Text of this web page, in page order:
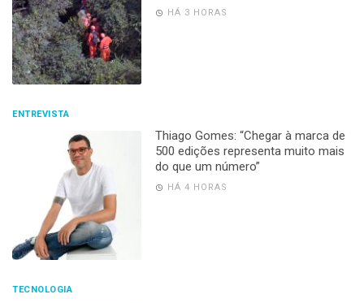
HÁ 3 HORAS
ENTREVISTA
Thiago Gomes: “Chegar à marca de
500 edições representa muito mais
do que um número”
HÁ 4 HORAS
TECNOLOGIA